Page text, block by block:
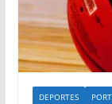
DEPORTES